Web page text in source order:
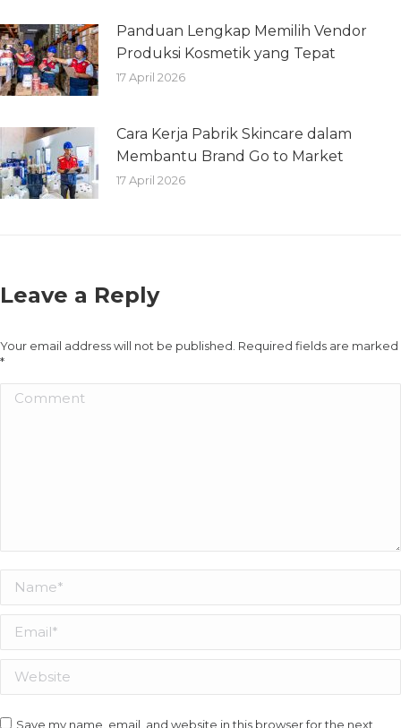
Panduan Lengkap Memilih Vendor
Produksi Kosmetik yang Tepat
17 April 2026
Cara Kerja Pabrik Skincare dalam
Membantu Brand Go to Market
17 April 2026
Leave a Reply
Your email address will not be published. Required fields are marked
*
Comment
Name *
Email *
Website
Save my name, email, and website in this browser for the next